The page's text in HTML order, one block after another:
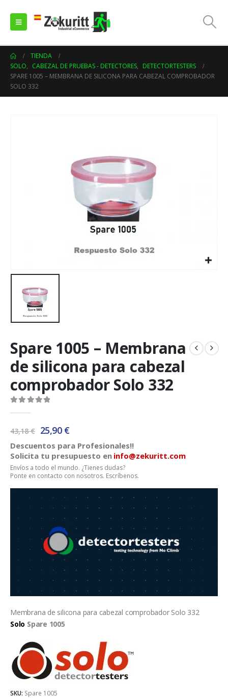
TIENDA
SOLO, CABEZAL DE PRUEBAS - DETECTORES, DETECTORTESTERS
SPARE 1005 – MEMBRANA DE SILICONA PARA CABEZAL COMPROBADOR
SOLO 332
Spare 1005 – Membrana
de silicona para cabezal
comprobador Solo 332
43,18€ El
precio
original
era:
43,18 €.
25,90 €El
precio
actual
es:
25,90 €.
Descuentos para Profesionales!!
Solicita tu presupuesto en info@zekuritt.com
Envíos a todo el mundo. ¿Tienes dudas?
Ponte en contacto con nosotros. Escríbenos.
Membrana de silicona para cabezal comprobador Solo 332
Solo Spare 1005
SKU: Spare 1005